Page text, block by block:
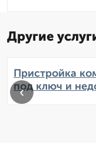
Другие
Пристройка
под ключ и
‹